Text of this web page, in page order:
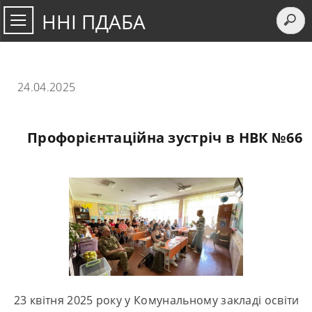
ННІ ПДАБА
24.04.2025
Профорієнтаційна зустріч в НВК №66
23 квітня 2025 року у Комунальному закладі освіти